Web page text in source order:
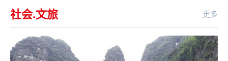
社会.文旅 更多